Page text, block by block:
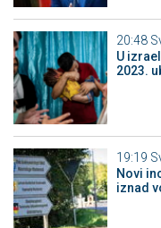
20:48
U
2023.
19:19
Novi
iznad